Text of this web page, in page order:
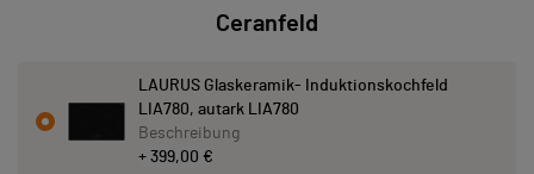
Ceranfeld
LAURUS Glaskeramik- Induktionskochfeld
LIA780, autark LIA780
+ 399,00 €
Beschreibung